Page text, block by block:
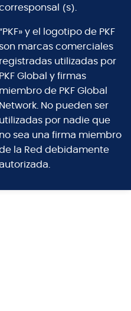
(s).
y el logotipo de PKF
marcas comerciales
registradas utilizadas por
PKF Global y firmas
miembro de PKF Global
Network. No pueden ser
utilizadas por nadie que
no sea una firma miembro
la Red debidamente